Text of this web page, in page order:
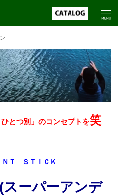
とつ別」のコンセプトを笑
ＮＴ ＳＴＩＣＫ
(スーパーアンデ